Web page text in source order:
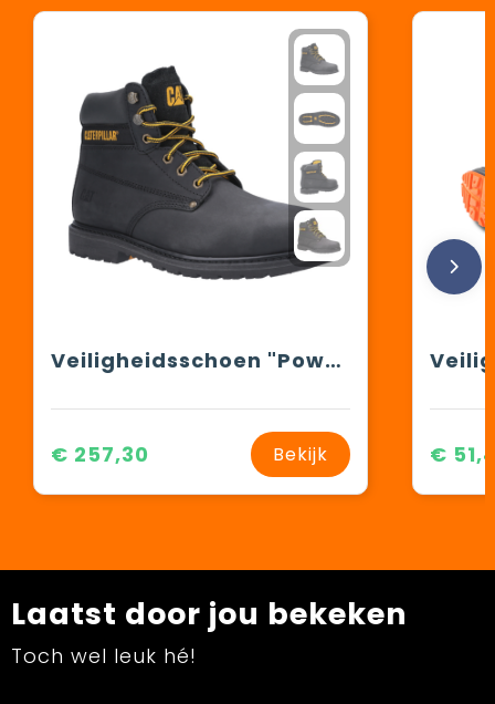
Veiligheidsschoen "Powerplant"
€ 257,30 Bekijk €
Laatst door jou bekeken
Toch wel leuk hé!